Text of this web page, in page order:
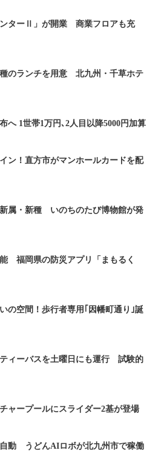
ンターⅡ」が開業 商業フロアも充
種のランチを用意 北九州・千草ホテ
へ 1世帯1万円､2人目以降5000円加算
ン！直方市がマンホールカードを配
属・新種 いのちのたび博物館が発
福岡県の防災アプリ「まもるく
の空間！歩行者専用｢因幡町通り｣誕
ィーバスを土曜日にも運行 試験的
ャープールにスライダー2基が登場
動 うどんAIロボが北九州市で稼働